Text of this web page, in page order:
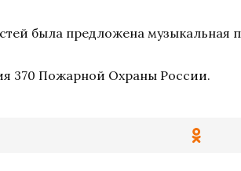
была предложена музыкальная
370 Пожарной Охраны России.